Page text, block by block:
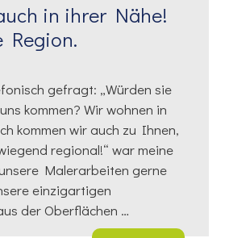
in ihrer Nähe!
Region.
gefragt: „Würden sie
kommen? Wir wohnen in
kommen wir auch zu Ihnen,
regional!“ war meine
Malerarbeiten gerne
einzigartigen
der Oberflächen …